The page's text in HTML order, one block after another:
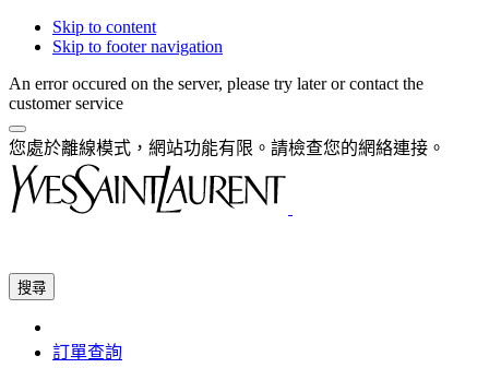
Skip to content
Skip to footer navigation
An error occured on the server, please try later or contact the
customer service
您處於離線模式，網站功能有限。請檢查您的網絡連接。
搜尋
訂單查詢